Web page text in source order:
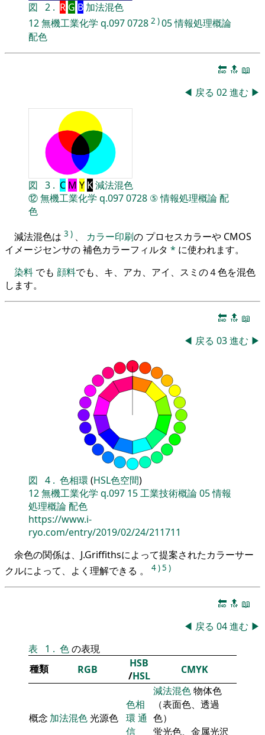
図 2 . R G B加法混色
12無機工業化学 q.0970728 2 )05情報処理概論
配色
🔚 🔝 📖
◀ 戻る 02進む ▶
図 3 . C M Y K減法混色
⑫無機工業化学 q.0970728 ⑤情報処理概論配
色
減法混色は 3 ) 、 カラー印刷の プロセスカラーや CMOS
イメージセンサの 補色カラーフィルタ * に使われます。
染料 でも 顔料でも、キ、アカ、アイ、スミの４色を混色
します。
🔚 🔝 📖
◀ 戻る 03進む ▶
図 4 . 色相環 (HSL色空間)
12無機工業化学 q.097 15工業技術概論05情報
処理概論配色
https://www.i-
ryo.com/entry/2019/02/24/211711
余色の関係は、J.Griffithsによって提案されたカラーサー
クルによって、よく理解できる 。
4)5 )
🔚 🔝 📖
◀ 戻る 04進む ▶
表
1 . 色の表現
種類
RGB
HSB
/HSL CMYK
概念 加法混色光源色
色相
環 通
信
減法混色物体色
（表面色、透過
色）
蛍光色、金属光沢